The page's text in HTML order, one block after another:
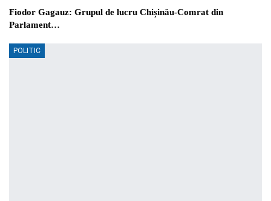
Fiodor Gagauz: Grupul de lucru Chișinău-Comrat din
Parlament…
POLITIC